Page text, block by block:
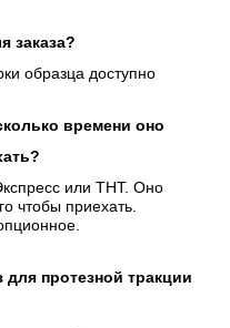
заказа?
образца доступно
времени оно
или ТНТ. Оно
чтобы приехать.
для протезной тракции